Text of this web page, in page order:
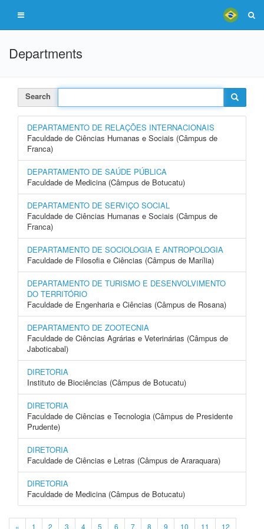
Departments
Search
DEPARTAMENTO DE RELAÇÕES INTERNACIONAIS
Faculdade de Ciências Humanas e Sociais (Câmpus de
Franca)
DEPARTAMENTO DE SAÚDE PÚBLICA
Faculdade de Medicina (Câmpus de Botucatu)
DEPARTAMENTO DE SERVIÇO SOCIAL
Faculdade de Ciências Humanas e Sociais (Câmpus de
Franca)
DEPARTAMENTO DE SOCIOLOGIA E ANTROPOLOGIA
Faculdade de Filosofia e Ciências (Câmpus de Marília)
DEPARTAMENTO DE TURISMO E DESENVOLVIMENTO
DO TERRITÓRIO
Faculdade de Engenharia e Ciências (Câmpus de Rosana)
DEPARTAMENTO DE ZOOTECNIA
Faculdade de Ciências Agrárias e Veterinárias (Câmpus de
Jaboticabal)
DIRETORIA
Instituto de Biociências (Câmpus de Botucatu)
DIRETORIA
Faculdade de Ciências e Tecnologia (Câmpus de Presidente
Prudente)
DIRETORIA
Faculdade de Ciências e Letras (Câmpus de Araraquara)
DIRETORIA
Faculdade de Medicina (Câmpus de Botucatu)
« 1 2 3 4 5 6 7 8 9 10 11 12